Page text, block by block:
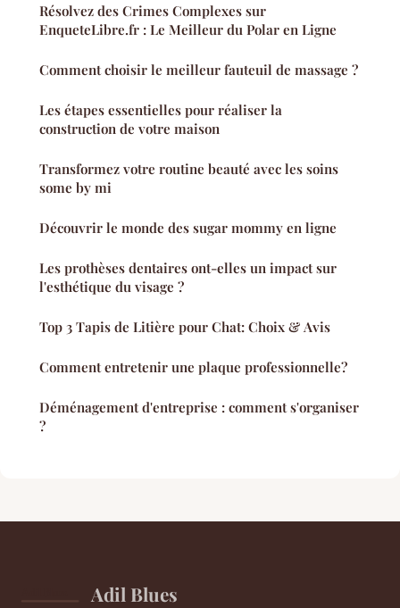
Résolvez des Crimes Complexes sur
EnqueteLibre.fr : Le Meilleur du Polar en Ligne
Comment choisir le meilleur fauteuil de massage ?
Les étapes essentielles pour réaliser la
construction de votre maison
Transformez votre routine beauté avec les soins
some by mi
Découvrir le monde des sugar mommy en ligne
Les prothèses dentaires ont-elles un impact sur
l'esthétique du visage ?
Top 3 Tapis de Litière pour Chat: Choix & Avis
Comment entretenir une plaque professionnelle?
Déménagement d'entreprise : comment s'organiser
?
Adil Blues